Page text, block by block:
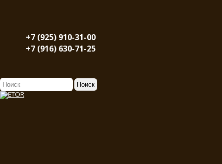
+7 (925) 910-31-00
+7 (916) 630-71-25